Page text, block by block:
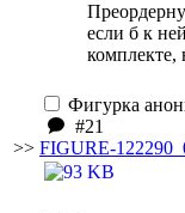
если б к
комплекте,
>>
Фигурка
#21
FIGURE-